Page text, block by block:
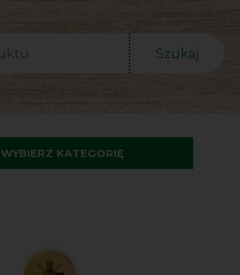
WYBIERZ KATEGORIĘ
Szukaj